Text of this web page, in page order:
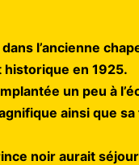
l’ancienne
en 1925.
un peu à
ainsi que
noir aurait